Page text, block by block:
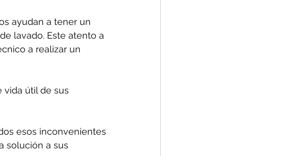
ayudan a tener un
lavado. Este atento a
a realizar un
vida útil de sus
esos inconvenientes
solución a sus